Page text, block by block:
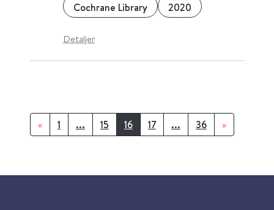
Cochrane Library 2020
Detaljer
« 1 ... 15 16 17 ... 36 »